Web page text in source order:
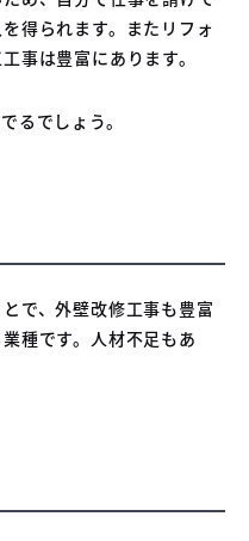
得られます。またリフォ
事は豊富にあります。
るでしょう。
で、外壁改修工事も豊富
種です。人材不足もあ